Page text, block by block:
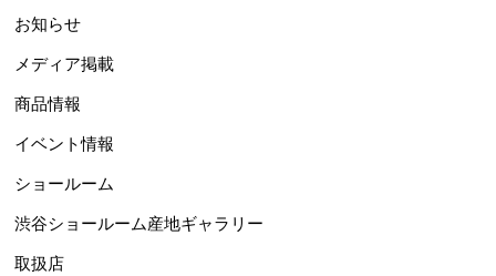
お知らせ
メディア掲載
商品情報
イベント情報
ショールーム
渋谷ショールーム産地ギャラリー
取扱店